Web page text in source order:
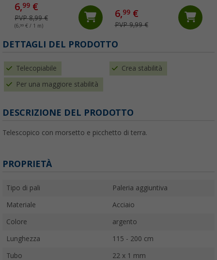
6,99 €
PVP 8,99 €
(6,99 € / 1 m)
6,99€
PVP 9,99 €
DETTAGLI DEL PRODOTTO
Telecopiabile Crea stabilità
Per una maggiore stabilità
DESCRIZIONE DEL PRODOTTO
Telescopico con morsetto e picchetto di terra.
PROPRIETÀ
Tipo di pali Paleria aggiuntiva
Materiale Acciaio
Colore argento
Lunghezza 115 - 200 cm
Tubo 22 x 1 mm